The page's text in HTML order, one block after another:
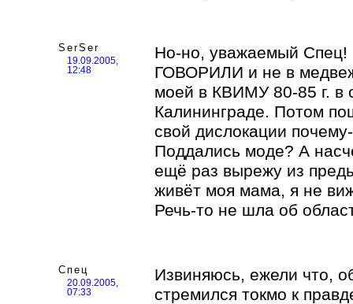
SerSer
19.09.2005,
12:48
Но-но, уважаемый Спец!
ГОВОРИЛИ и не в
моей в КВИМУ 80-85 г. в
Калининграде. Потом
свой дислокации
Поддались моде? А
ещё раз вырежу из
живёт моя мама, я не
Речь-то не шла об
Спец
20.09.2005,
07:33
Извиняюсь, ежели что,
стремился токмо к